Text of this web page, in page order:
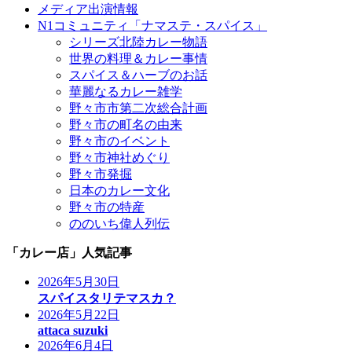
メディア出演情報
N1コミュニティ「ナマステ・スパイス」
シリーズ北陸カレー物語
世界の料理＆カレー事情
スパイス＆ハーブのお話
華麗なるカレー雑学
野々市市第二次総合計画
野々市の町名の由来
野々市のイベント
野々市神社めぐり
野々市発掘
日本のカレー文化
野々市の特産
ののいち偉人列伝
「カレー店」人気記事
2026年5月30日
スパイスタリテマスカ？
2026年5月22日
attaca suzuki
2026年6月4日